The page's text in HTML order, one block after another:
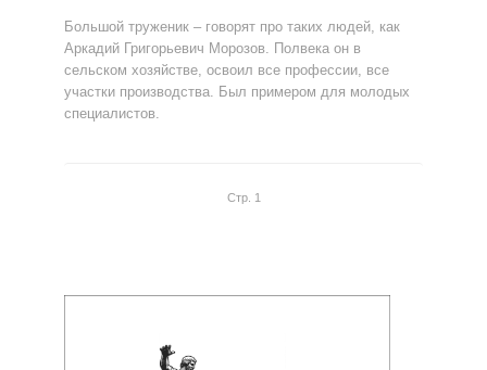
Большой труженик – говорят про таких людей, как
Аркадий Гри­горьевич Морозов. Полвека он в
сельском хо­зяйстве, освоил все профессии, все
участки производства. Был примером для молодых
специалистов.
Стр. 1